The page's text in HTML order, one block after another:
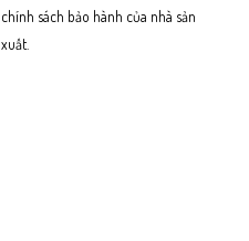
chính sách bảo hành của nhà sản
xuất.